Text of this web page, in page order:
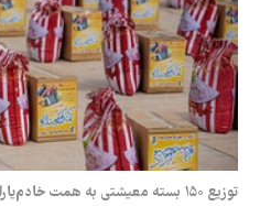
توزیع ۱۵۰ بسته معیشتی به همت خادم‌یاران در سیستان و بلوچستان